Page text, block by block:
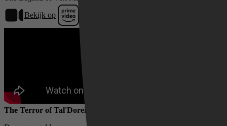
Bekijk op
The Terror of Tal'Dorei - Part 1